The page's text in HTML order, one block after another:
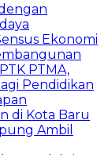
Ekonomi
PTMA,
Pendidikan
di Kota Baru
Ambil